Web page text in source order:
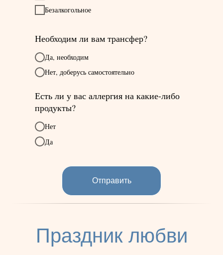
Безалкогольное
Необходим ли вам трансфер?
Да, необходим
Нет, доберусь самостоятельно
Есть ли у вас аллергия на какие-либо
продукты?
Нет
Да
Отправить
Праздник любви